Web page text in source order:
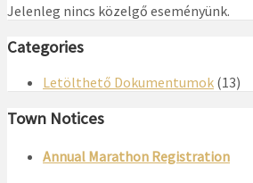
Jelenleg nincs közelgő eseményünk.
Categories
Letölthető Dokumentumok (13)
Town Notices
Annual Marathon Registration